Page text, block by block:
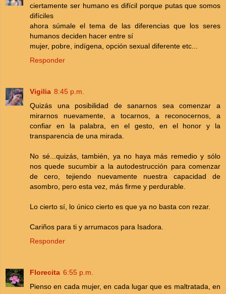
ciertamente ser humano es difícil porque putas que somos
difíciles
ahora súmale el tema de las diferencias que los seres
humanos deciden hacer entre sí
mujer, pobre, indígena, opción sexual diferente etc...
Responder
Vigilia 8:45 p.m.
Quizás una posibilidad de sanarnos sea comenzar a
mirarnos nuevamente, a tocarnos, a reconocernos, a
confiar en la palabra, en el gesto, en el honor y la
transparencia de una mirada.
No sé...quizás, también, ya no haya más remedio y sólo
nos quede sucumbir a la autodestrucción para comenzar
de cero, tejiendo nuevamente nuestra capacidad de
asombro, pero esta vez, más firme y perdurable.
Lo cierto sí, lo único cierto es que ya no basta con rezar.
Cariños para ti y arrumacos para Isadora.
Responder
Florecita 6:55 p.m.
Pienso en cada mujer, en cada lugar que es maltratada, en